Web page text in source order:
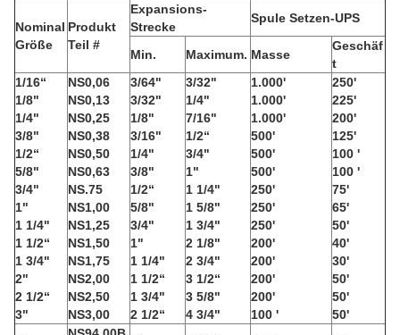
Nominal
Größe
Produkt
Teil #
Expansions-
Strecke
Spule Setzen-UPS
Min. Maximum. Masse
Geschäf
t
1/16“
1/8"
1/4"
3/8"
1/2“
5/8"
3/4"
1"
1 1/4"
1 1/2“
1 3/4"
2"
2 1/2“
3"
NS0,06
NS0,13
NS0,25
NS0,38
NS0,50
NS0,63
NS.75
NS1,00
NS1,25
NS1,50
NS1,75
NS2,00
NS2,50
NS3,00
3/64"
3/32"
1/8"
3/16"
1/4"
3/8"
1/2“
5/8"
3/4"
1"
1 1/4"
1 1/2“
1 3/4"
2 1/2“
3/32"
1/4"
7/16"
1/2“
3/4"
1"
1 1/4"
1 5/8"
1 3/4"
2 1/8"
2 3/4"
3 1/2“
3 5/8"
4 3/4"
1.000'
1.000'
1.000'
500'
500'
500'
250'
250'
250'
200'
200'
200'
200'
100 '
250'
225'
200'
125'
100 '
100 '
75'
65'
50'
40'
30'
50'
50'
50'